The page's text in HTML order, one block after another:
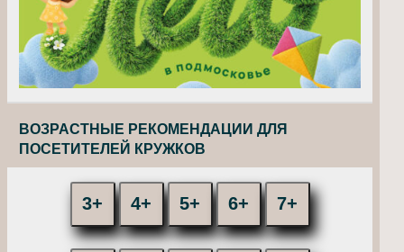
ВОЗРАСТНЫЕ РЕКОМЕНДАЦИИ ДЛЯ
ПОСЕТИТЕЛЕЙ КРУЖКОВ
3+ 4+ 5+ 6+ 7+